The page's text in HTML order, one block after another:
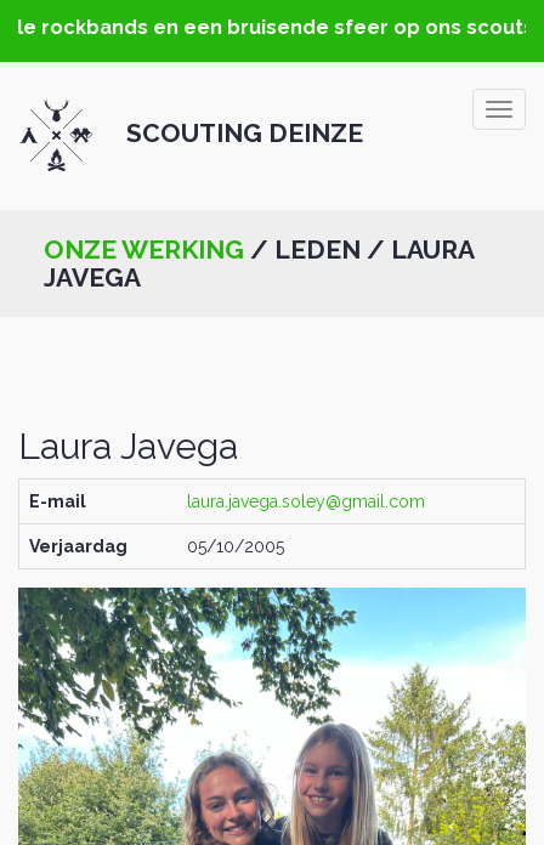
rockbands en een bruisende sfeer op ons
SCOUTING DEINZE
ONZE WERKING / LEDEN / LAURA
JAVEGA
Laura Javega
E-mail laura.javega.soley@gmail.com
Verjaardag 05/10/2005